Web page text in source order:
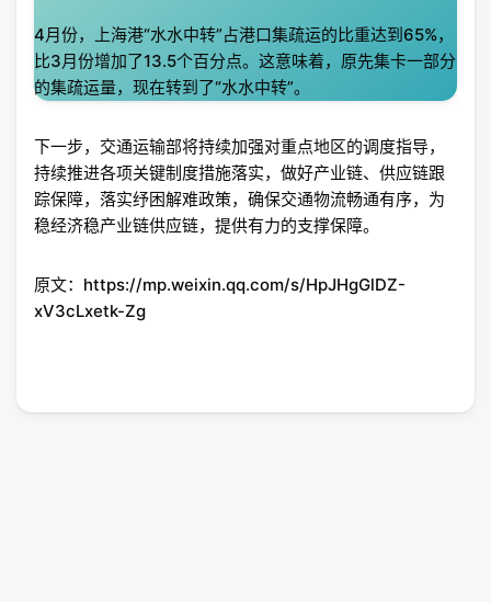
4月份，上海港“水水中转”占港口集疏运的比重达到65%，
比3月份增加了13.5个百分点。这意味着，原先集卡一部分
的集疏运量，现在转到了“水水中转”。
下一步，交通运输部将持续加强对重点地区的调度指导，
持续推进各项关键制度措施落实，做好产业链、供应链跟
踪保障，落实纾困解难政策，确保交通物流畅通有序，为
稳经济稳产业链供应链，提供有力的支撑保障。
原文：https://mp.weixin.qq.com/s/HpJHgGlDZ-
xV3cLxetk-Zg